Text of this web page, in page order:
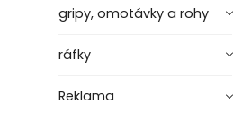
gripy, omotávky a rohy
ráfky
Reklama